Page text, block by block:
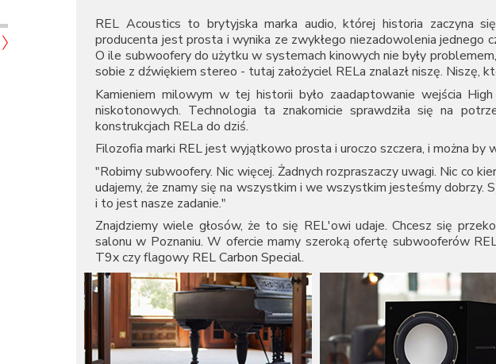
REL Acoustics to brytyjska marka audio, której historia zaczyna
producenta jest prosta i wynika ze zwykłego niezadowolenia jednego
O ile subwoofery do użytku w systemach kinowych nie były
sobie z dźwiękiem stereo - tutaj założyciel RELa znalazł niszę. Niszę,
Kamieniem milowym w tej historii było zaadaptowanie wejścia
niskotonowych. Technologia ta znakomicie sprawdziła się na
konstrukcjach RELa do dziś.
Filozofia marki RELjest wyjątkowo prosta i uroczo szczera, i można by
"Robimy subwoofery. Nic więcej. Żadnych rozpraszaczy uwagi. Nic co
udajemy, że znamy się na wszystkim i we wszystkim jesteśmy dobrzy.
i to jest nasze zadanie."
Znajdziemy wiele głosów, że to się REL'owi udaje. Chcesz się
salonu w Poznaniu. W ofercie mamy szeroką ofertę subwooferów
T9xczy flagowy REL Carbon Special.